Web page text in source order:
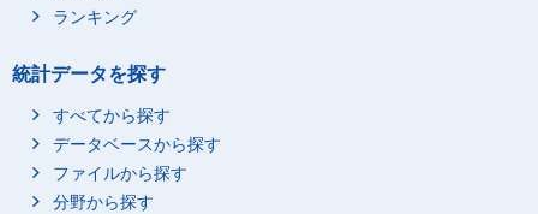
ランキング
統計データを探す
すべてから探す
データベースから探す
ファイルから探す
分野から探す